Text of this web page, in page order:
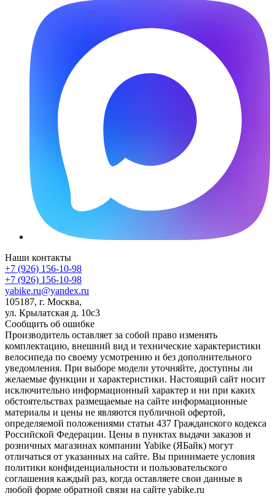
Наши контакты
+7 (926) 156-10-98
+7 (926) 156-10-98
yabike.ru@yandex.ru
105187, г. Москва,
ул. Крылатская д. 10с3
Сообщить об ошибке
Производитель оставляет за собой право изменять
комплектацию, внешний вид и технические характеристики
велосипеда по своему усмотрению и без дополнительного
уведомления. При выборе модели уточняйте, доступны ли
желаемые функции и характеристики. Настоящий сайт носит
исключительно информационный характер и ни при каких
обстоятельствах размещаемые на сайте информационные
материалы и цены не являются публичной офертой,
определяемой положениями статьи 437 Гражданского кодекса
Российской Федерации. Цены в пунктах выдачи заказов и
розничных магазинах компании Yabike (ЯБайк) могут
отличаться от указанных на сайте. Вы принимаете условия
политики конфиденциальности и пользовательского
соглашения каждый раз, когда оставляете свои данные в
любой форме обратной связи на сайте yabike.ru